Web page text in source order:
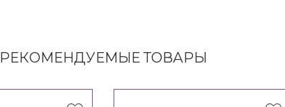
РЕКОМЕНДУЕМЫЕ ТОВАРЫ